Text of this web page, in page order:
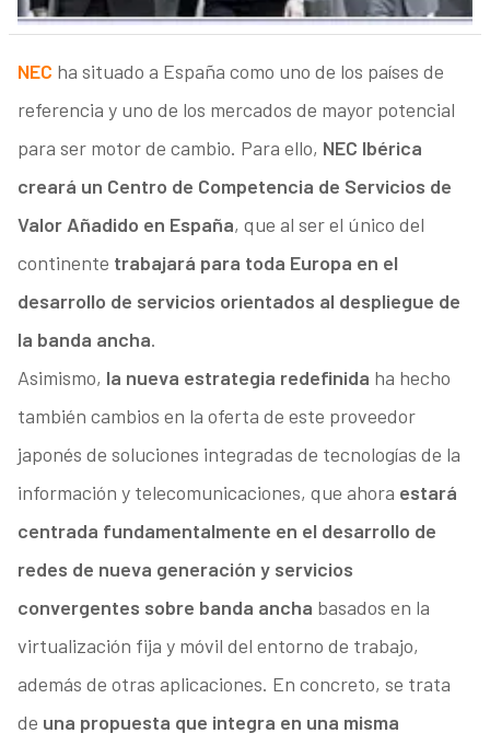
NEC ha situado a España como uno de los países de
referencia y uno de los mercados de mayor potencial
para ser motor de cambio. Para ello, NEC Ibérica
creará un Centro de Competencia de Servicios de
Valor Añadido en España, que al ser el único del
continente trabajará para toda Europa en el
desarrollo de servicios orientados al despliegue de
la banda ancha.
Asimismo, la nueva estrategia redefinida ha hecho
también cambios en la oferta de este proveedor
japonés de soluciones integradas de tecnologías de la
información y telecomunicaciones, que ahora estará
centrada fundamentalmente en el desarrollo de
redes de nueva generación y servicios
convergentes sobre banda ancha basados en la
virtualización fija y móvil del entorno de trabajo,
además de otras aplicaciones. En concreto, se trata
de una propuesta que integra en una misma